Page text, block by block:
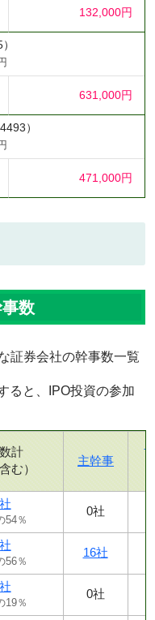
132,000円
631,000円
4493）
471,000円
数
証券会社の幹事数一覧
ると、IPO投資の参加
計
む）
主幹事
54％
0社
56％
16社
19％
0社